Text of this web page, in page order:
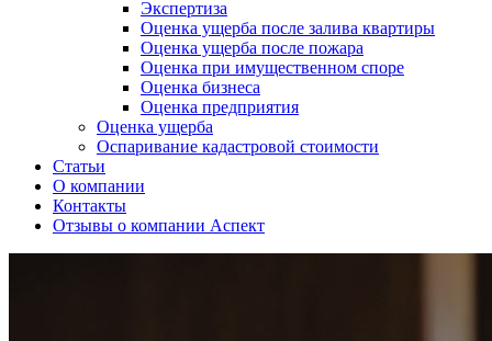
Экспертиза
Оценка ущерба после залива квартиры
Оценка ущерба после пожара
Оценка при имущественном споре
Оценка бизнеса
Оценка предприятия
Оценка ущерба
Оспаривание кадастровой стоимости
Статьи
О компании
Контакты
Отзывы о компании Аспект